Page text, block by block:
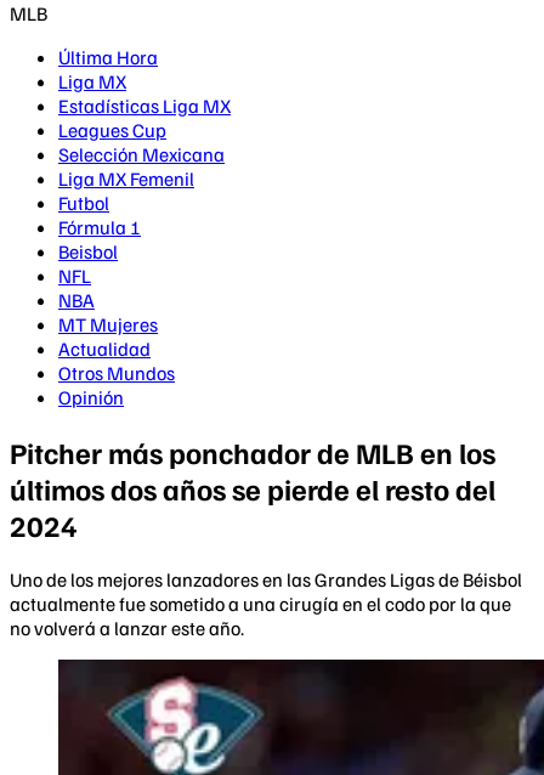
MLB
Última Hora
Liga MX
Estadísticas Liga MX
Leagues Cup
Selección Mexicana
Liga MX Femenil
Futbol
Fórmula 1
Beisbol
NFL
NBA
MT Mujeres
Actualidad
Otros Mundos
Opinión
Pitcher más ponchador de MLB en los
últimos dos años se pierde el resto del
2024
Uno de los mejores lanzadores en las Grandes Ligas de Béisbol
actualmente fue sometido a una cirugía en el codo por la que
no volverá a lanzar este año.